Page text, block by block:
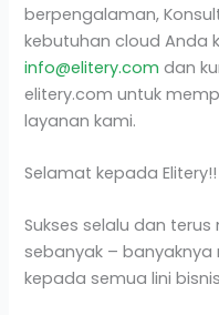
berpengalaman,
kebutuhan cloud Anda
info@elitery.com dan
elitery.com untuk
layanan kami.
Selamat kepada Elitery!!
Sukses selalu dan
sebanyak – banyaknya
kepada semua lini